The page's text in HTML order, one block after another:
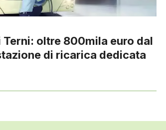
Terni: oltre 800mila euro dal
di ricarica dedicata